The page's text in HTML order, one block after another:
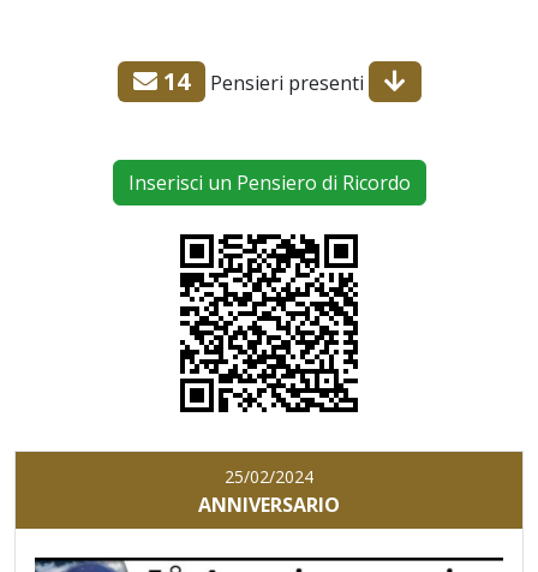
14 Pensieri presenti
Inserisci un Pensiero di Ricordo
25/02/2024
ANNIVERSARIO